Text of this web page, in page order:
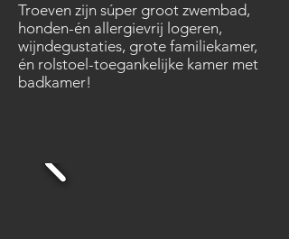
Troeven zijn súper groot zwembad,
honden-én allergievrij logeren,
wijndegustaties, grote familiekamer,
én rolstoel-toegankelijke kamer met
badkamer!